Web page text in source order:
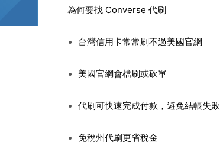
為何要找 Converse 代刷
台灣信用卡常常刷不過美國官網
美國官網會檔刷或砍單
代刷可快速完成付款，避免結帳失敗
免稅州代刷更省稅金